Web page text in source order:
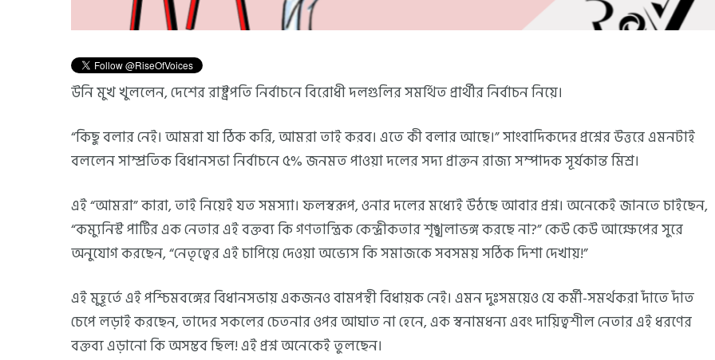
উনি মুখ খুললেন, দেশের রাষ্ট্রপতি নির্বাচনে বিরোধী দলগুলির সমর্থিত প্রার্থীর নির্বাচন নিয়ে।
“কিছু বলার নেই। আমরা যা ঠিক করি, আমরা তাই করব। এতে কী বলার আছে।” সাংবাদিকদের প্রশ্নের উত্তরে এমনটাই
বললেন সাম্প্রতিক বিধানসভা নির্বাচনে ৫% জনমত পাওয়া দলের সদ্য প্রাক্তন রাজ্য সম্পাদক সূর্যকান্ত মিশ্র।
এই “আমরা” কারা, তাই নিয়েই যত সমস্যা। ফলস্বরূপ, ওনার দলের মধ্যেই উঠছে আবার প্রশ্ন। অনেকেই জানতে চাইছেন,
“কম্যুনিস্ট পার্টির এক নেতার এই বক্তব্য কি গণতান্ত্রিক কেন্দ্রীকতার শৃঙ্খলাভঙ্গ করছে না?” কেউ কেউ আক্ষেপের সুরে
অনুযোগ করছেন, “নেতৃত্বের এই চাপিয়ে দেওয়া অভ্যেস কি সমাজকে সবসময় সঠিক দিশা দেখায়!”
এই মুহূর্তে এই পশ্চিমবঙ্গের বিধানসভায় একজনও বামপন্থী বিধায়ক নেই। এমন দুঃসময়েও যে কর্মী-সমর্থকরা দাঁতে দাঁত
চেপে লড়াই করছেন, তাদের সকলের চেতনার ওপর আঘাত না হেনে, এক স্বনামধন্য এবং দায়িত্বশীল নেতার এই ধরণের
বক্তব্য এড়ানো কি অসম্ভব ছিল! এই প্রশ্ন অনেকেই তুলছেন।